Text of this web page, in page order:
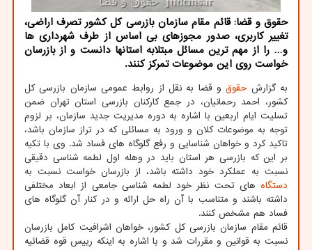
حقوق و قضا: قائم مقام سازمان بازرسی کل کشور تصرف اراضی،
تغییر کاربری، صدور مجوزهای بی اساس از طرف شهرداری ها
و… را از مهم ترین مسائل مبتلابه استانها دانست و از بازرسان
خواست روی این موضوعات تمرکز کنند.
به گزارش حقوقو قضا به نقل از روابط عمومی سازمان بازرسی کل
کشور، احمد رحمانیان، در جمع کارکنان بازرسی استان تهران ضمن
تسلیت ایام اربعین با اشاره به دوره مدیریت جدید سازمان، بر لزوم
توجه به موضوعات کلان و ورود به مسائلی که در تراز سازمان باشد،
تاکید کرد و خواهان شناسایی و رفع گلوگاه های فساد شد. وی با تکیه
بر این که بازرسی هر استان باید در وهله اول لطمه شناسی دقیقی
نسبت به عملکرد خود داشته باشد، از بازرسان خواست نسبت به
دستگاه های تحت نظر خود لطمه شناسی جامعی از ابعاد مختلفی
داشته باشند و متناسب با آن راه حل ارائه و در کنار آن گلوگاه های
فساد هم مشخص کنند.
قائم مقام سازمان بازرسی کل کشور، خواهان اشرافیت کامل بازرسان
نسبت به قوانین و مقررات شد و با اشاره به اینکه رییس قوه قضائیه